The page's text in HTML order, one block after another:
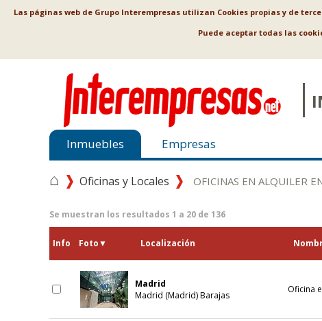
Las páginas web de Grupo Interempresas utilizan Cookies propias y de
Puede aceptar todas las
Inmuebles Empresas
⌂ Oficinas y Locales OFICINAS EN ALQUILER
Se muestran los resultados 1 a 20 de 136
Info Foto▼ Localización
Madrid
Madrid (Madrid) Barajas
Oficina